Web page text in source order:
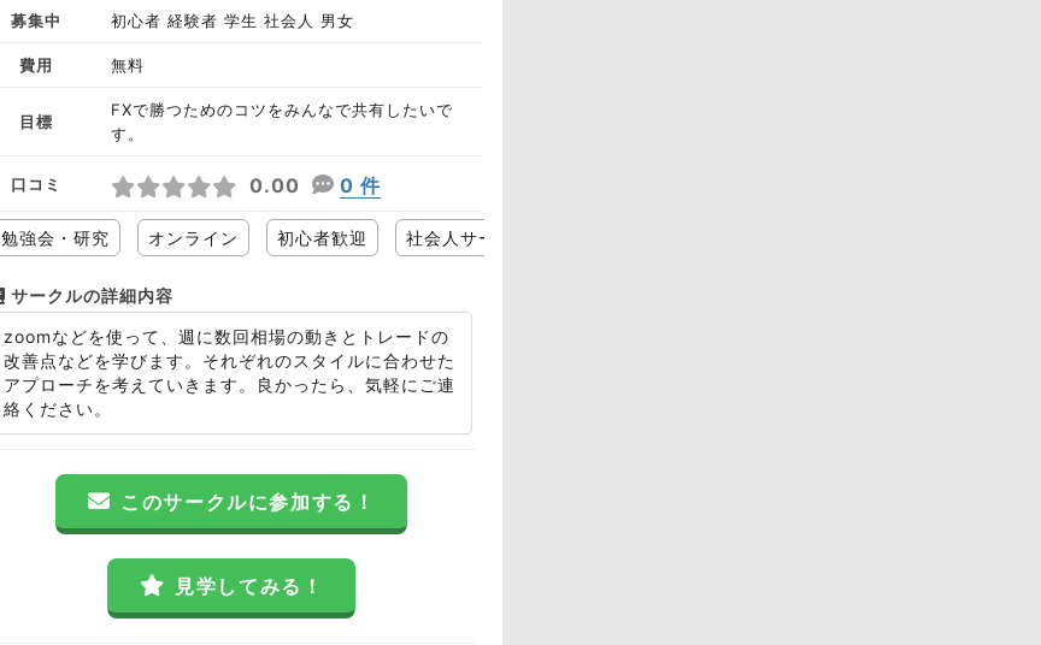
募集中 初心者 経験者 学生 社会人 男女
費用 無料
目標
FXで勝つためのコツをみんなで共有したいで
す。
口コミ 0.00 0 件
勉強会・研究 オンライン 初心者歓迎 社会人サークル
サークルの詳細内容
zoomなどを使って、週に数回相場の動きとトレードの
改善点などを学びます。それぞれのスタイルに合わせた
アプローチを考えていきます。良かったら、気軽にご連
絡ください。
このサークルに参加する！
見学してみる！